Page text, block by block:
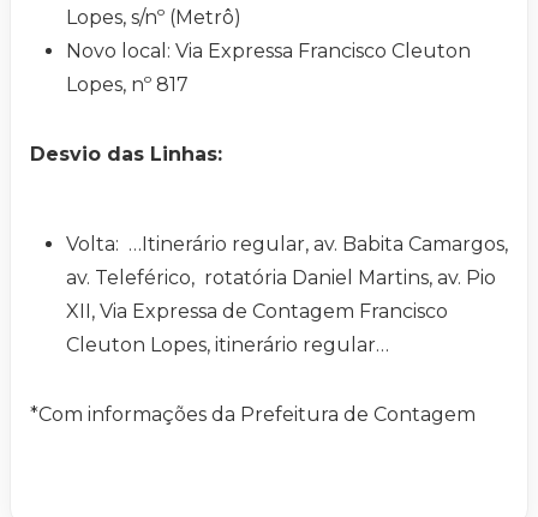
Lopes, s/nº (Metrô)
Novo local: Via Expressa Francisco Cleuton
Lopes, nº 817
Desvio das Linhas:
Volta: …Itinerário regular, av. Babita Camargos,
av. Teleférico, rotatória Daniel Martins, av. Pio
XII, Via Expressa de Contagem Francisco
Cleuton Lopes, itinerário regular…
*Com informações da Prefeitura de Contagem